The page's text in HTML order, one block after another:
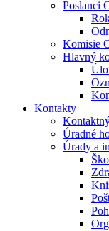
Poslanci
Komisie
Hlavný
Kontakty
Úradné
Úrady a